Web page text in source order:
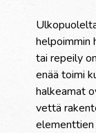
helpoimmin
tai repeily
enää toimi
halkeamat
vettä
elementtien